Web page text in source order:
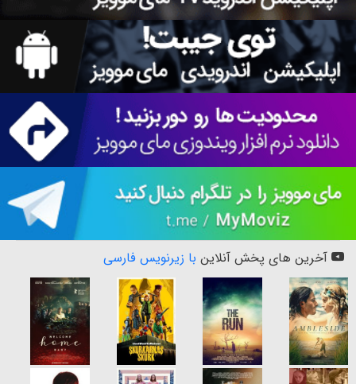
آخرین های پخش آنلاین با زیرنویس فارسی